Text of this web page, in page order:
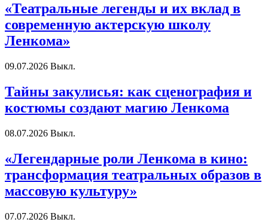
«Театральные легенды и их вклад в
современную актерскую школу
Ленкома»
09.07.2026 Выкл.
Тайны закулисья: как сценография и
костюмы создают магию Ленкома
08.07.2026 Выкл.
«Легендарные роли Ленкома в кино:
трансформация театральных образов в
массовую культуру»
07.07.2026 Выкл.